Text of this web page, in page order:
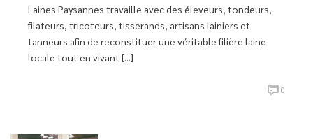
Laines Paysannes travaille avec des éleveurs, tondeurs,
filateurs, tricoteurs, tisserands, artisans lainiers et
tanneurs afin de reconstituer une véritable filière laine
locale tout en vivant [...]
0